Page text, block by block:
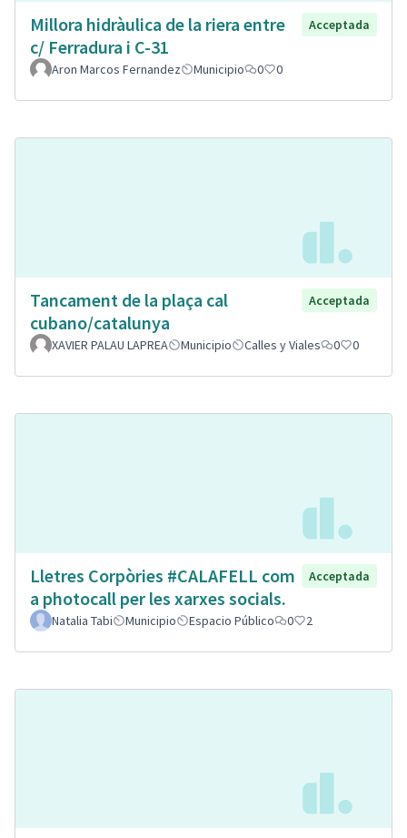
Millora hidràulica de la riera entre
c/ Ferradura i C-31
Acceptada
Aron Marcos Fernandez Municipio 0 0
Tancament de la plaça cal
cubano/catalunya
Acceptada
XAVIER PALAU LAPREA Municipio Calles y Viales 0 0
Lletres Corpòries #CALAFELL com
a photocall per les xarxes socials.
Acceptada
Natalia Tabi Municipio Espacio Público 0 2